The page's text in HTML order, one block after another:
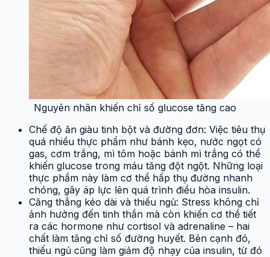
Nguyên nhân khiến chỉ số glucose tăng cao
Chế độ ăn giàu tinh bột và đường đơn: Việc tiêu thụ
quá nhiều thực phẩm như bánh kẹo, nước ngọt có
gas, cơm trắng, mì tôm hoặc bánh mì trắng có thể
khiến glucose trong máu tăng đột ngột. Những loại
thực phẩm này làm cơ thể hấp thụ đường nhanh
chóng, gây áp lực lên quá trình điều hòa insulin.
Căng thẳng kéo dài và thiếu ngủ: Stress không chỉ
ảnh hưởng đến tinh thần mà còn khiến cơ thể tiết
ra các hormone như cortisol và adrenaline – hai
chất làm tăng chỉ số đường huyết. Bên cạnh đó,
thiếu ngủ cũng làm giảm độ nhạy của insulin, từ đó